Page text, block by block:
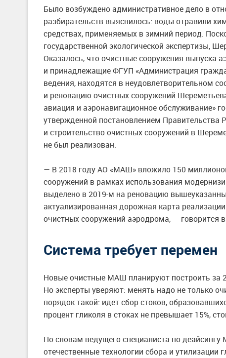
Было возбуждено административное дело в
разбирательств выяснилось: воды отравили
средствах, применяемых в зимний период.
государственной экологической экспертизы,
Оказалось, что очистные сооружения выпуска
и принадлежащие ФГУП «Администрация
ведения, находятся в неудовлетворительном
и реновацию очистных сооружений
авиация и аэронавигационное обслуживание»
утвержденной постановлением
и строительство очистных сооружений в
не был реализован.
— В 2018 году АО «МАШ» вложило 150
сооружений в рамках использования
выделено в 2019-м на реновацию
актуализированная дорожная карта
очистных сооружений аэродрома, — говорится
Система требует перемен
Новые очистные МАШ планируют построить за
Но эксперты уверяют: менять надо не только
порядок такой: идет сбор стоков,
процент гликоля в стоках не превышает 15%,
По словам ведущего специалиста по
отечественные технологии сбора и